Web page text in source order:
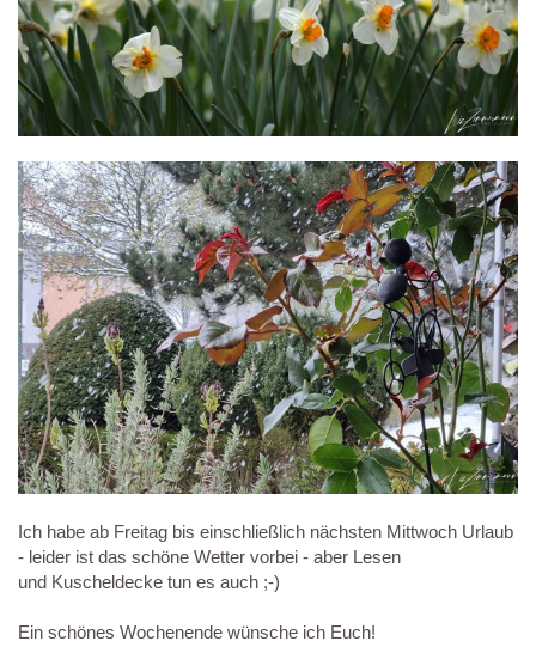
Ich habe ab Freitag bis einschließlich nächsten Mittwoch Urlaub
- leider ist das schöne Wetter vorbei - aber Lesen
und Kuscheldecke tun es auch ;-)
Ein schönes Wochenende wünsche ich Euch!